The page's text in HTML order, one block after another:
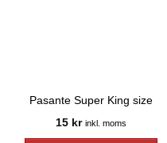
Pasante Super King size
15 kr inkl. moms